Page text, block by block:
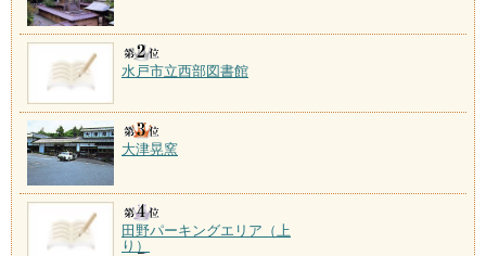
水戸市立西部図書館
大津晃窯
田野パーキングエリア（上
り）